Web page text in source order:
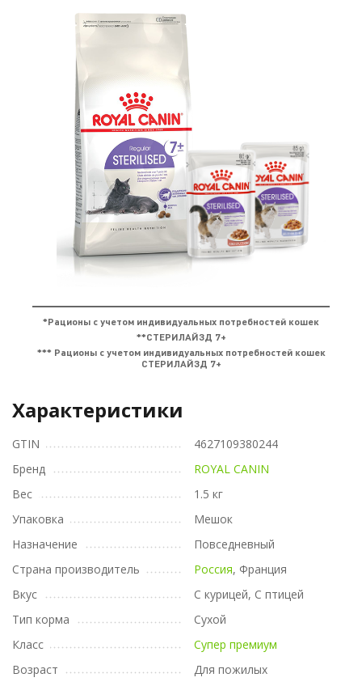
Характеристики
GTIN
4627109380244
Бренд
ROYAL CANIN
Вес
1.5 кг
Упаковка
Мешок
Назначение
Повседневный
Страна производитель
Россия, Франция
Вкус
С курицей, С птицей
Тип корма
Сухой
Класс
Супер премиум
Возраст
Для пожилых